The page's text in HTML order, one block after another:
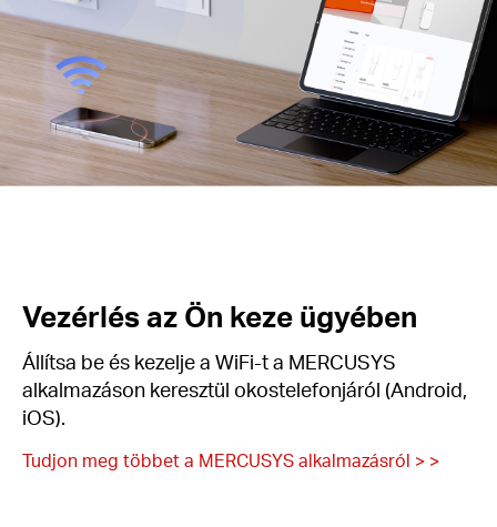
Vezérlés az Ön keze ügyében
Állítsa be és kezelje a WiFi-t a MERCUSYS
alkalmazáson keresztül okostelefonjáról (Android,
iOS).
Tudjon meg többet a MERCUSYS alkalmazásról > >